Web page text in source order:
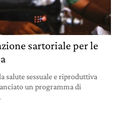
sartoriale per le
salute sessuale e riproduttiva
un programma di